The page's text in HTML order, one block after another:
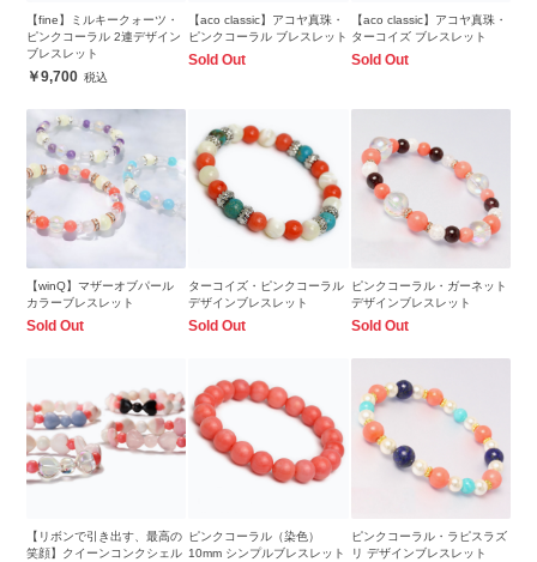
【fine】ミルキークォーツ・
ピンクコーラル 2連デザイン
ブレスレット
9,700
【aco classic】アコヤ真珠・
ピンクコーラル ブレスレット
Sold Out
【aco classic】アコヤ真珠・
ターコイズ ブレスレット
Sold Out
【winQ】マザーオブパール
カラーブレスレット
Sold Out
ターコイズ・ピンクコーラル
デザインブレスレット
Sold Out
ピンクコーラル・ガーネット
デザインブレスレット
Sold Out
【リボンで引き出す、最高の
笑顔】クイーンコンクシェル
ピンクコーラル（染色）
10mm シンプルブレスレット
ピンクコーラル・ラピスラズ
リ デザインブレスレット